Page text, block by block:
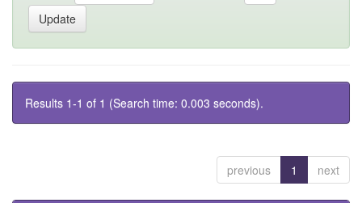
Results 1-1 of 1 (Search time: 0.003 seconds).
previous 1 next